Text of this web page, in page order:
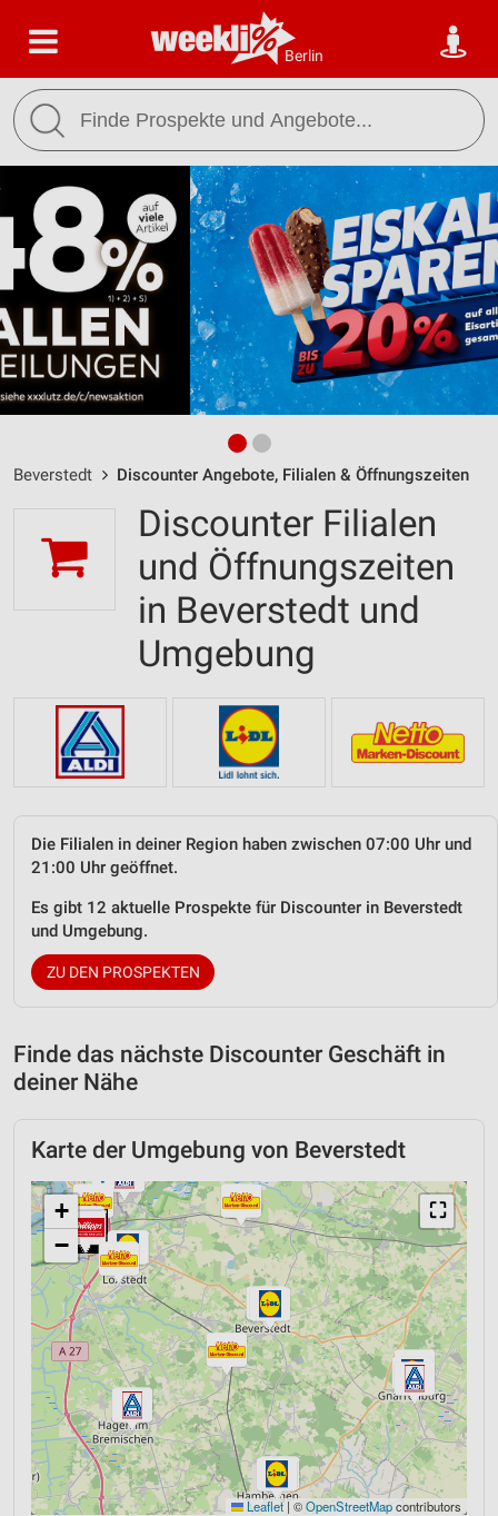
Berlin
Beverstedt Discounter Angebote, Filialen & Öffnungszeiten
Discounter Filialen
und Öffnungszeiten
in Beverstedt und
Umgebung
Die Filialen in deiner Region haben zwischen 07:00 Uhr und
21:00 Uhr geöffnet.
Es gibt 12 aktuelle Prospekte für Discounter in Beverstedt
und Umgebung.
ZU DEN PROSPEKTEN
Finde das nächste Discounter Geschäft in
deiner Nähe
Karte der Umgebung von Beverstedt
⛶
+
−
Leaflet |©OpenStreetMapcontributors